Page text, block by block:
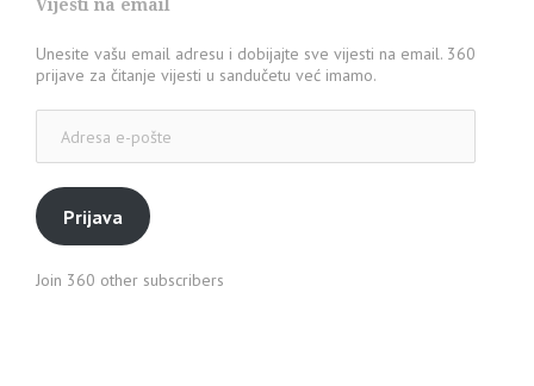
Vijesti na email
Unesite vašu email adresu i dobijajte sve vijesti na email. 360
prijave za čitanje vijesti u sandučetu već imamo.
pošte
Prijava
Join 360 other subscribers